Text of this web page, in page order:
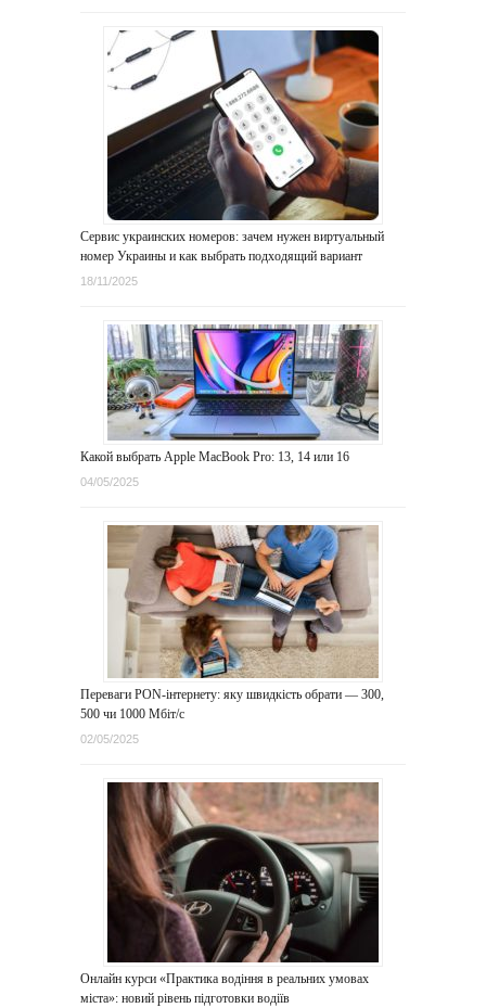
Сервис украинских номеров: зачем нужен виртуальный
номер Украины и как выбрать подходящий вариант
18/11/2025
Какой выбрать Apple MacBook Pro: 13, 14 или 16
04/05/2025
Переваги PON-інтернету: яку швидкість обрати — 300,
500 чи 1000 Мбіт/с
02/05/2025
Онлайн курси «Практика водіння в реальних умовах
міста»: новий рівень підготовки водіїв